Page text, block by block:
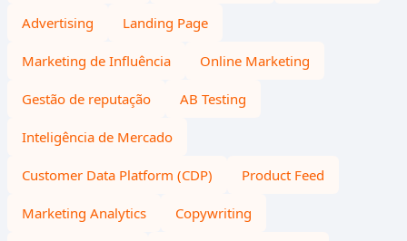
Advertising Landing Page
Marketing de Influência Online Marketing
Gestão de reputação AB Testing
Inteligência de Mercado
Customer Data Platform (CDP) Product Feed
Marketing Analytics Copywriting